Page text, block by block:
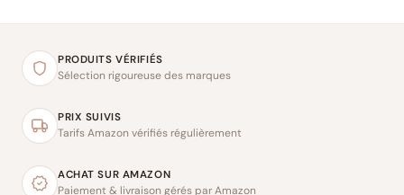
PRODUITS VÉRIFIÉS
Sélection rigoureuse des marques
PRIX SUIVIS
Tarifs Amazon vérifiés régulièrement
ACHAT SUR AMAZON
Paiement & livraison gérés par Amazon